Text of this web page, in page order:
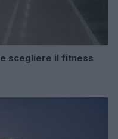
scegliere il fitness